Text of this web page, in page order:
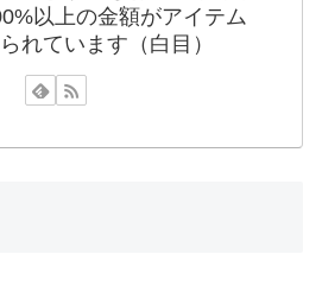
以上の金額がアイテム
れています（白目）